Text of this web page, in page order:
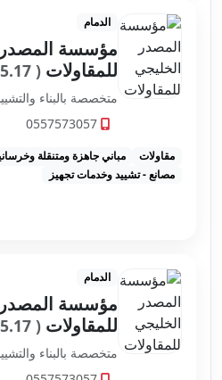
الدمام
مؤسسة المصدر
للمقاولات( 5.17 كم )
متخصصة بالبناء
0557573057
مقاولات
مباني جاهزة ومتنقلة
مصانع - تشييد وخدمات تجهيز
الدمام
مؤسسة المصدر
للمقاولات( 5.17 كم )
متخصصة بالبناء